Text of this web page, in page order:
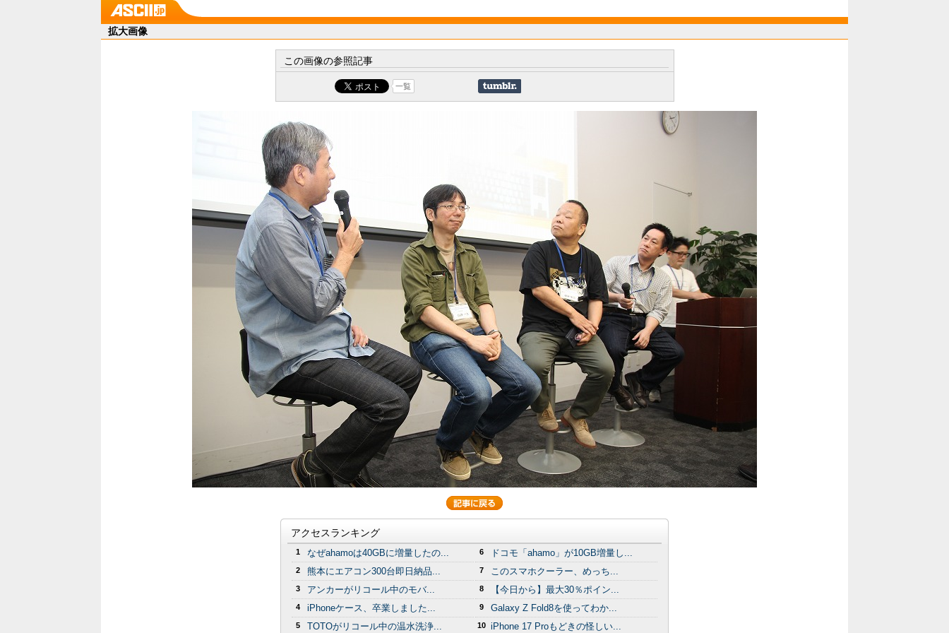
拡大画像
この画像の参照記事
一覧
アクセスランキング
1 なぜahamoは40GBに増量したの...
2 熊本にエアコン300台即日納品...
3 アンカーがリコール中のモバ...
4 iPhoneケース、卒業しました...
5 TOTOがリコール中の温水洗浄...
6 ドコモ「ahamo」が10GB増量し...
7 このスマホクーラー、めっち...
8 【今日から】最大30％ポイン...
9 Galaxy Z Fold8を使ってわか...
10 iPhone 17 Proもどきの怪しい...